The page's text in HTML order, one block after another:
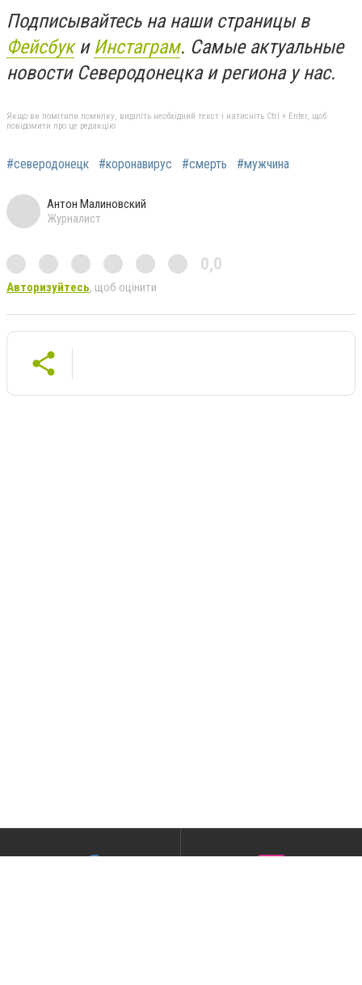
Подписывайтесь на наши страницы в
Фейсбуки Инстаграм. Самые актуальные
новости Северодонецка и региона у нас.
Якщо ви помітили помилку, виділіть необхідний текст і натисніть Ctrl + Enter, щоб
повідомити про це редакцію
#северодонецк #коронавирус #смерть #мужчина
Антон Малиновский
Журналист
0,0
Авторизуйтесь, щоб оцінити